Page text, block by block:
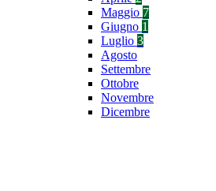
Maggio 7
Giugno 1
Luglio 3
Agosto
Settembre
Ottobre
Novembre
Dicembre